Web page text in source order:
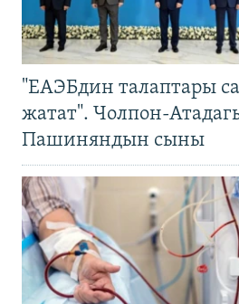
"ЕАЭБдин талаптары
жатат". Чолпон-
Пашиняндын сыны